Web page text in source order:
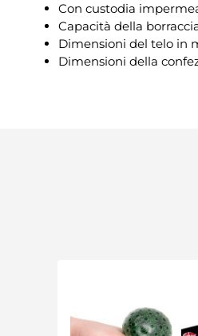
Con custodia
Capacità della
Dimensioni del telo in
Dimensioni della